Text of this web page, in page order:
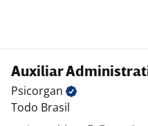
Auxiliar
Psicorgan
Todo Brasil